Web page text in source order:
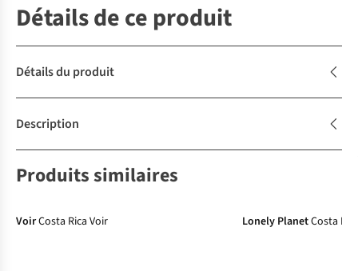
Détails de ce produit
Détails du produit
Description
Produits similaires
VoirCosta Rica Voir Lonely PlanetCosta